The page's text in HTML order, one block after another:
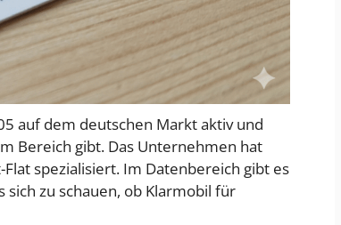
auf dem deutschen Markt aktiv und
Bereich gibt. Das Unternehmen hat
spezialisiert. Im Datenbereich gibt es
zu schauen, ob Klarmobil für